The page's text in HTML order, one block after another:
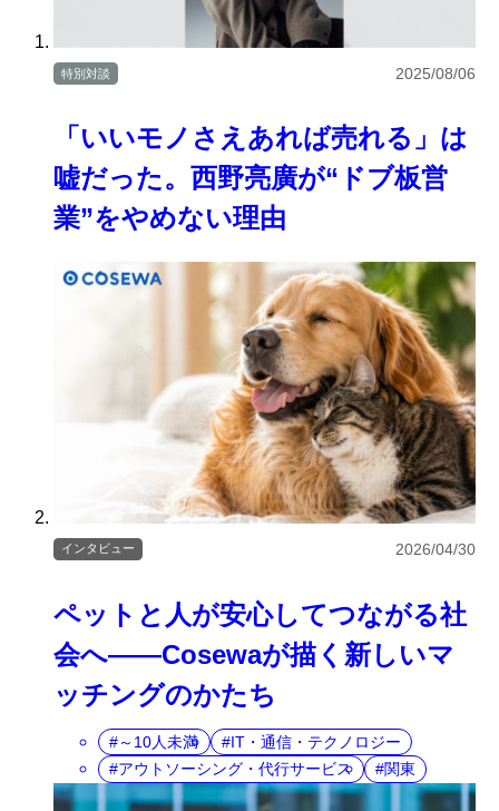
「いいモノさえあれば売れる」は
嘘だった。西野亮廣が“ドブ板営
業”をやめない理由
特別対談 2025/08/06
ペットと人が安心してつながる社
会へ――Cosewaが描く新しいマ
ッチングのかたち
インタビュー 2026/04/30
～10人未満
IT・通信・テクノロジー
アウトソーシング・代行サービス
関東